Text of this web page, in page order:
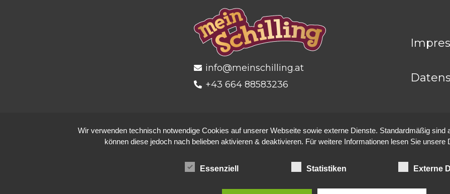
info@meinschilling.at
+43 664 88583236
Wir verwenden technisch notwendige Cookies auf unserer Webseite sowie externe Dienste. Standardmäßig sind
können diese jedoch nach belieben aktivieren & deaktivieren. Für weitere Informationen lesen Sie
Essenziell Statistiken Externe